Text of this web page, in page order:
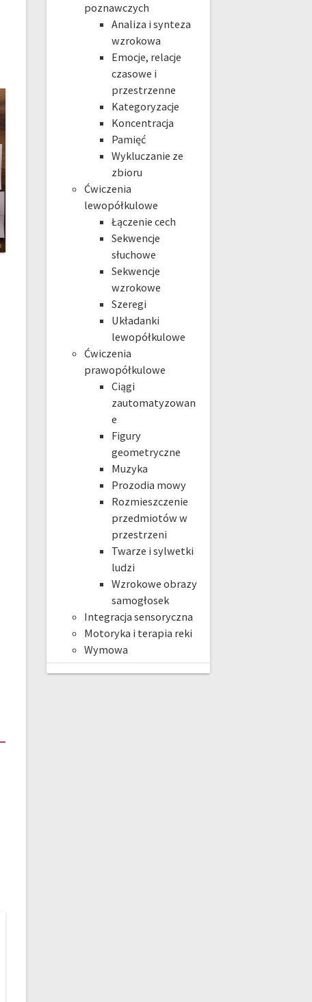
poznawczych
Analiza i synteza
wzrokowa
Emocje, relacje
czasowe i
przestrzenne
Kategoryzacje
Koncentracja
Pamięć
Wykluczanie ze
zbioru
Ćwiczenia
lewopółkulowe
Łączenie cech
Sekwencje
słuchowe
Sekwencje
wzrokowe
Szeregi
Układanki
lewopółkulowe
Ćwiczenia
prawopółkulowe
Ciągi
zautomatyzowan
e
Figury
geometryczne
Muzyka
Prozodia mowy
Rozmieszczenie
przedmiotów w
przestrzeni
Twarze i sylwetki
ludzi
Wzrokowe obrazy
samogłosek
Integracja sensoryczna
Motoryka i terapia reki
Wymowa